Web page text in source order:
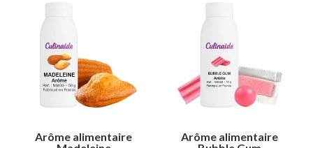
Arôme alimentaire
Arôme alimentaire